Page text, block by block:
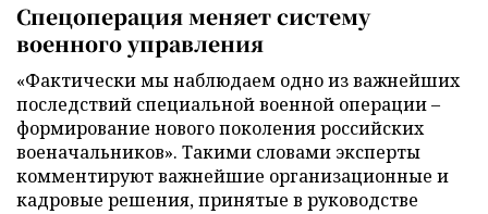
Спецоперация меняет систему
военного управления
«Фактически мы наблюдаем одно из важнейших
последствий специальной военной операции –
формирование нового поколения российских
военачальников». Такими словами эксперты
комментируют важнейшие организационные и
кадровые решения, принятые в руководстве